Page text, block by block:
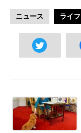
ニュース ライフ